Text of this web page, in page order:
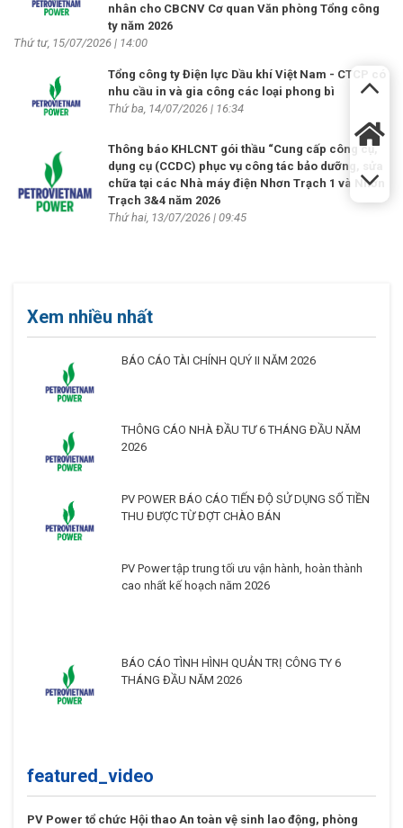
nhân cho CBCNV Cơ quan Văn phòng Tổng công
ty năm 2026
Thứ tư, 15/07/2026 | 14:00
Tổng công ty Điện lực Dầu khí Việt Nam - CTCP có
nhu cầu in và gia công các loại phong bì
Thứ ba, 14/07/2026 | 16:34
Thông báo KHLCNT gói thầu “Cung cấp công cụ,
dụng cụ (CCDC) phục vụ công tác bảo dưỡng, sửa
chữa tại các Nhà máy điện Nhơn Trạch 1 và Nhơn
Trạch 3&4 năm 2026
Thứ hai, 13/07/2026 | 09:45
Xem nhiều nhất
BÁO CÁO TÀI CHÍNH QUÝ II NĂM 2026
THÔNG CÁO NHÀ ĐẦU TƯ 6 THÁNG ĐẦU NĂM
2026
PV POWER BÁO CÁO TIẾN ĐỘ SỬ DỤNG SỐ TIỀN
THU ĐƯỢC TỪ ĐỢT CHÀO BÁN
PV Power tập trung tối ưu vận hành, hoàn thành
cao nhất kế hoạch năm 2026
BÁO CÁO TÌNH HÌNH QUẢN TRỊ CÔNG TY 6
THÁNG ĐẦU NĂM 2026
featured_video
PV Power tổ chức Hội thao An toàn vệ sinh lao động, phòng